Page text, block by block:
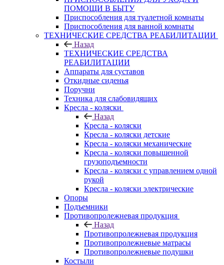
ПОМОЩИ В БЫТУ
Приспособления для туалетной комнаты
Приспособления для ванной комнаты
ТЕХНИЧЕСКИЕ СРЕДСТВА РЕАБИЛИТАЦИИ
Назад
ТЕХНИЧЕСКИЕ СРЕДСТВА
РЕАБИЛИТАЦИИ
Аппараты для суставов
Откидные сиденья
Поручни
Техника для слабовидящих
Кресла - коляски
Назад
Кресла - коляски
Кресла - коляски детские
Кресла - коляски механические
Кресла - коляски повышенной
грузоподъемности
Кресла - коляски с управлением одной
рукой
Кресла - коляски электрические
Опоры
Подъемники
Противопролежневая продукция
Назад
Противопролежневая продукция
Противопролежневые матрасы
Противопролежневые подушки
Костыли